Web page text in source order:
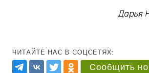
Дарья
ЧИТАЙТЕ НАС В СОЦСЕТЯХ:
Сообщить